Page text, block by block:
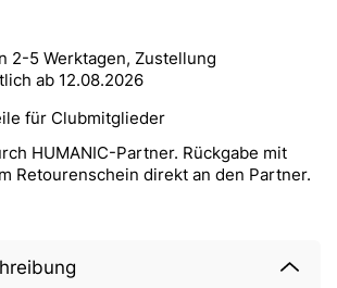
2-5 Werktagen, Zustellung
ab 12.08.2026
für Clubmitglieder
HUMANIC-Partner. Rückgabe mit
Retourenschein direkt an den Partner.